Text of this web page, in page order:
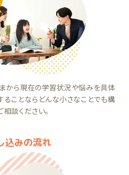
から現在の学習状況や悩みを具体
ることならどんな小さなことでも構
談ください。
込みの流れ